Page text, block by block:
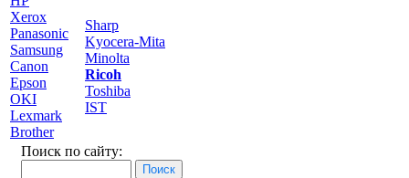
Xerox
Panasonic
Samsung
Canon
Epson
OKI
Lexmark
Brother
Sharp
Kyocera-Mita
Minolta
Ricoh
Toshiba
IST
Поиск по сайту: